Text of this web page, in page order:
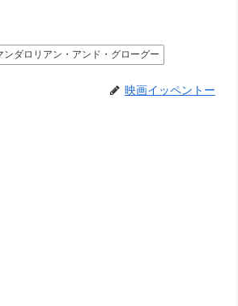
ンダロリアン・アンド・グローグー
映画イッペントー